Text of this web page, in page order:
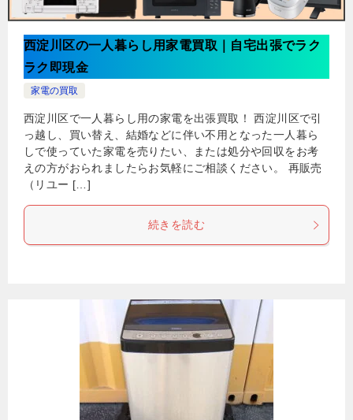
西淀川区の一人暮らし用家電買取｜自宅出張でラク
ラク即現金
家電の買取
西淀川区で一人暮らし用の家電を出張買取！ 西淀川区で引
っ越し、買い替え、結婚などに伴い不用となった一人暮ら
しで使っていた家電を売りたい、または処分や回収をお考
えの方がおられましたらお気軽にご相談ください。 再販売
（リユー […]
続きを読む